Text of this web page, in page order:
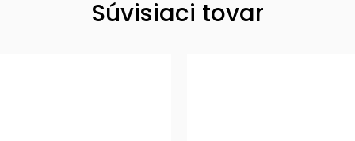
Súvisiaci tovar